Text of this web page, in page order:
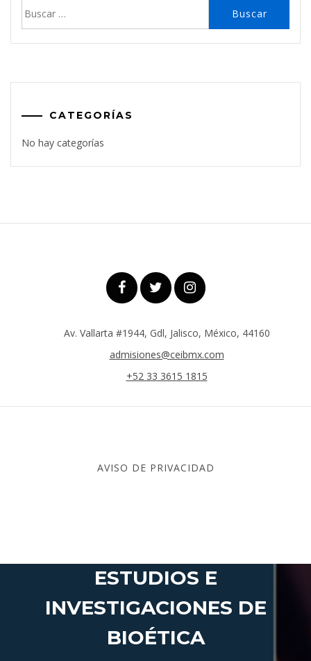
CATEGORÍAS
No hay categorías
Av. Vallarta #1944, Gdl, Jalisco, México, 44160
admisiones@ceibmx.com
+52 33 3615 1815
AVISO DE PRIVACIDAD
ESTUDIOS E
INVESTIGACIONES DE
BIOÉTICA